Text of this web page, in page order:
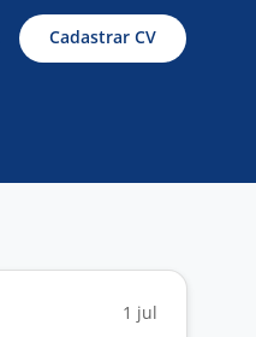
Cadastrar CV
1 jul